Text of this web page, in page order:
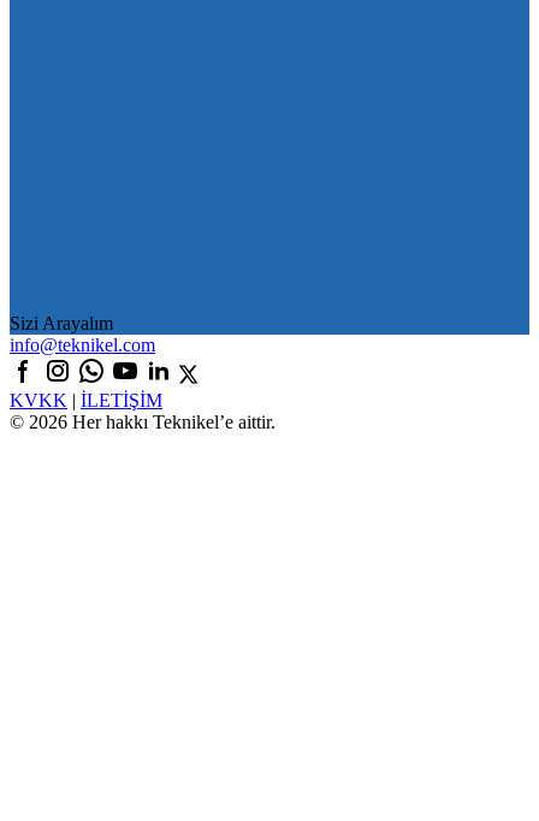
Sizi Arayalım
info@teknikel.com
KVKK | İLETİŞİM
© 2026 Her hakkı Teknikel’e aittir.